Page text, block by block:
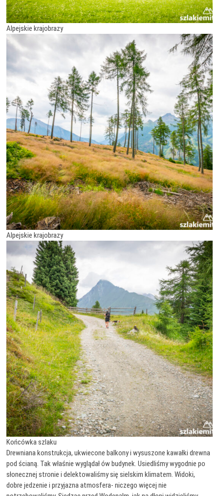
Alpejskie krajobrazy
Alpejskie krajobrazy
Końcówka szlaku
Drewniana konstrukcja, ukwiecone balkony i wysuszone kawałki drewna
pod ścianą. Tak właśnie wyglądał ów budynek. Usiedliśmy wygodnie po
słonecznej stronie i delektowaliśmy się sielskim klimatem. Widoki,
dobre jedzenie i przyjazna atmosfera- niczego więcej nie